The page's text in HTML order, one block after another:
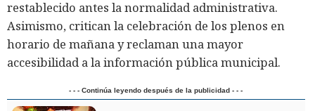
restablecido antes la normalidad administrativa.
Asimismo, critican la celebración de los plenos en
horario de mañana y reclaman una mayor
accesibilidad a la información pública municipal.
- - - Continúa leyendo después de la publicidad - - -